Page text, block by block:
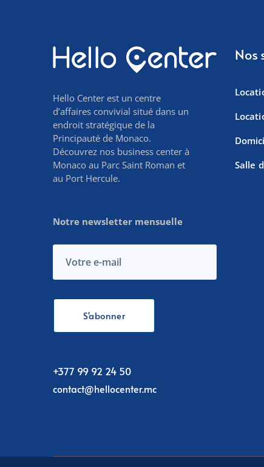
Hello Center est un centre
d’affaires convivial situé dans un
endroit stratégique de la
Principauté de Monaco.
Découvrez nos business center à
Monaco au Parc Saint Roman et
au Port Hercule.
Notre newsletter mensuelle
+377 99 92 24 50
contact@hellocenter.mc
Nos
Salle